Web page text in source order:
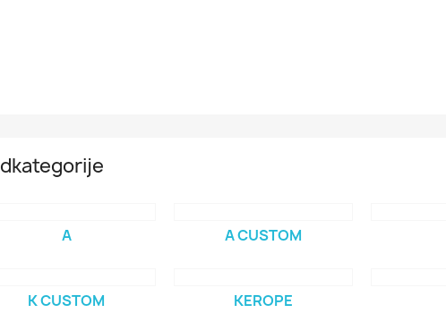
A A CUSTOM
K CUSTOM KEROPE